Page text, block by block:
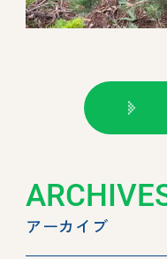
アーカイブ